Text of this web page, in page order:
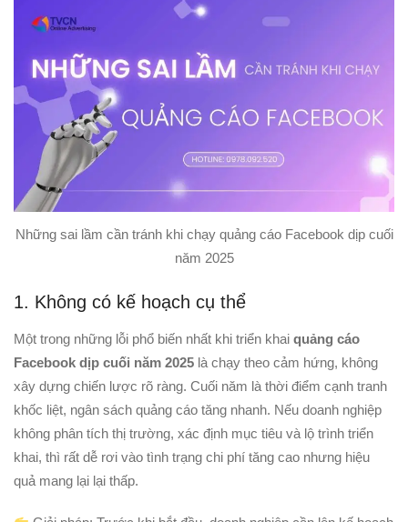
Những sai lầm cần tránh khi chạy quảng cáo Facebook dịp cuối
năm 2025
1. Không có kế hoạch cụ thể
Một trong những lỗi phổ biến nhất khi triển khai quảng cáo
Facebook dịp cuối năm 2025 là chạy theo cảm hứng, không
xây dựng chiến lược rõ ràng. Cuối năm là thời điểm cạnh tranh
khốc liệt, ngân sách quảng cáo tăng nhanh. Nếu doanh nghiệp
không phân tích thị trường, xác định mục tiêu và lộ trình triển
khai, thì rất dễ rơi vào tình trạng chi phí tăng cao nhưng hiệu
quả mang lại lại thấp.